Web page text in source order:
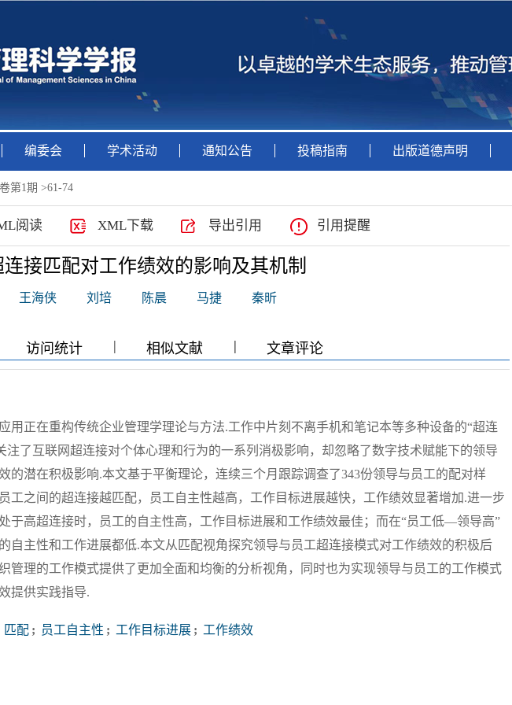
编委会 学术活动 通知公告 投稿指南 出版道德声明
第1期 >61-74
阅读 XML下载 导出引用 引用提醒
接匹配对工作绩效的影响及其机制
王海侠 刘培 陈晨 马捷 秦昕
访问统计 || 相似文献 ||| 文章评论
用正在重构传统企业管理学理论与方法.工作中片刻不离手机和笔记本等多种设备的“超连
注了互联网超连接对个体心理和行为的一系列消极影响，却忽略了数字技术赋能下的领导
的潜在积极影响.本文基于平衡理论，连续三个月跟踪调查了343份领导与员工的配对样
工之间的超连接越匹配，员工自主性越高，工作目标进展越快，工作绩效显著增加.进一步
于高超连接时，员工的自主性高，工作目标进展和工作绩效最佳；而在“员工低—领导高”
自主性和工作进展都低.本文从匹配视角探究领导与员工超连接模式对工作绩效的积极后
管理的工作模式提供了更加全面和均衡的分析视角，同时也为实现领导与员工的工作模式
提供实践指导.
匹配 ; 员工自主性 ; 工作目标进展 ; 工作绩效